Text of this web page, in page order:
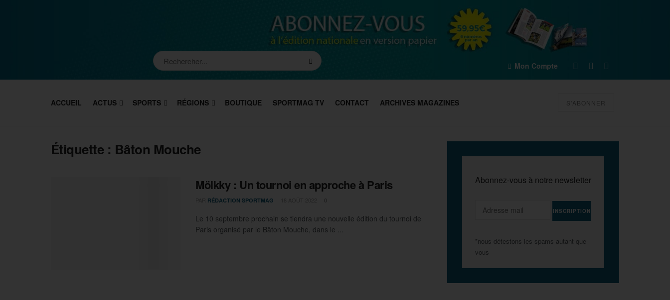
Mon Compte
ACCUEIL ACTUS SPORTS RÉGIONS BOUTIQUE SPORTMAG TV CONTACT ARCHIVES MAGAZINES S'ABONNER
Étiquette : Bâton Mouche
Mölkky : Un tournoi en approche à Paris
RÉDACTION SPORTMAG
Le 10 septembre prochain se tiendra une nouvelle édition du tournoi de
Paris organisé par le Bâton Mouche, dans le ...
Abonnez-vous à notre newsletter
*nous détestons les spams autant que
vous